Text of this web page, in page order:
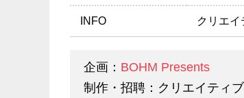
INFO クリエ
企画： BOHM Presents
制作・招聘：クリエイティ